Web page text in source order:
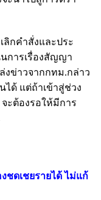
ลิกคำสั่งและประ
การเรื่องสัญญา
งข่าวจากกทม.กล่าว
ด้ แต่ถ้าเข้าสู่ช่วง
ะต้องรอให้มีการ
ชดเชยรายได้ ไม่แก้